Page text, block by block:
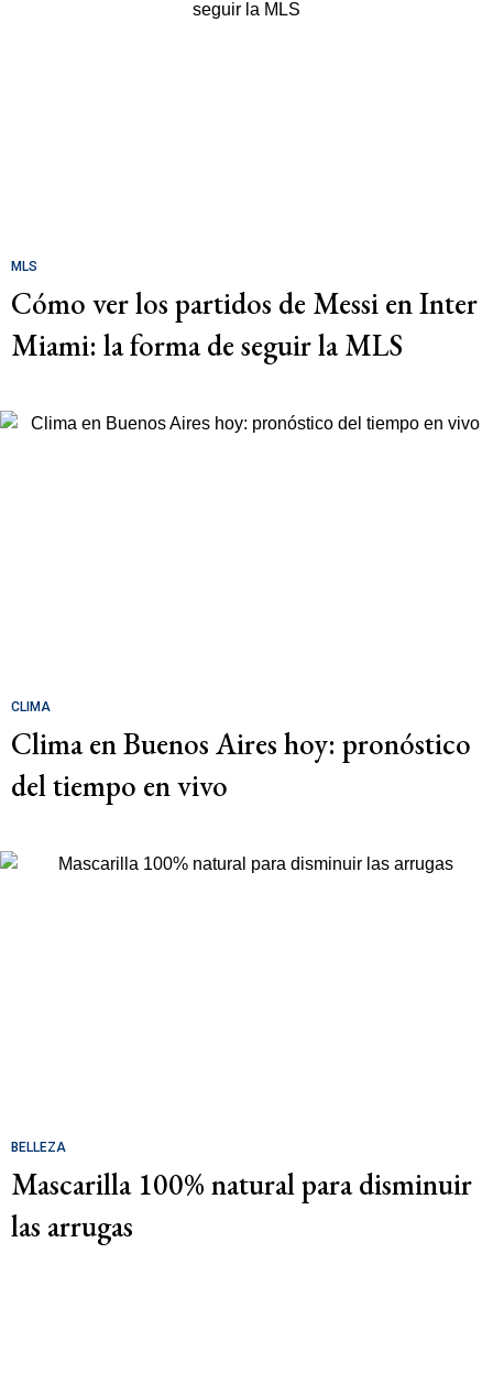
MLS
Cómo ver los partidos de Messi en Inter
Miami: la forma de seguir la MLS
CLIMA
Clima en Buenos Aires hoy: pronóstico
del tiempo en vivo
BELLEZA
Mascarilla 100% natural para disminuir
las arrugas